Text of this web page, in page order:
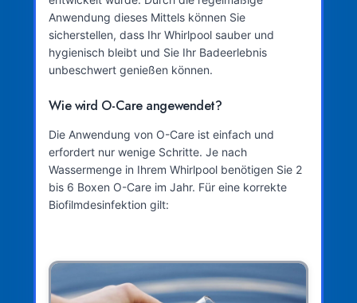
Anwendung dieses Mittels können Sie
sicherstellen, dass Ihr Whirlpool sauber und
hygienisch bleibt und Sie Ihr Badeerlebnis
unbeschwert genießen können.
Wie wird O-Care angewendet?
Die Anwendung von O-Care ist einfach und
erfordert nur wenige Schritte. Je nach
Wassermenge in Ihrem Whirlpool benötigen Sie 2
bis 6 Boxen O-Care im Jahr. Für eine korrekte
Biofilmdesinfektion gilt: